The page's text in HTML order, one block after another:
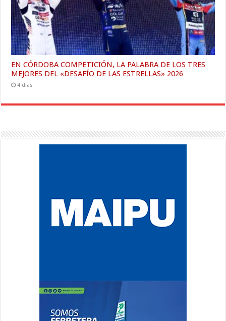
EN CÓRDOBA COMPETICIÓN, LA PALABRA DE LOS TRES
MEJORES DEL «DESAFÍO DE LAS ESTRELLAS» 2026
4 días